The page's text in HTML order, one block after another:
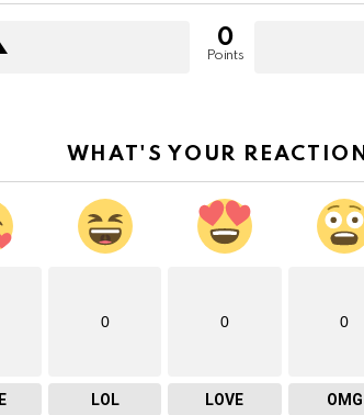
0
Points
WHAT'S YOUR
0
LOL
0
LOVE
0
OMG